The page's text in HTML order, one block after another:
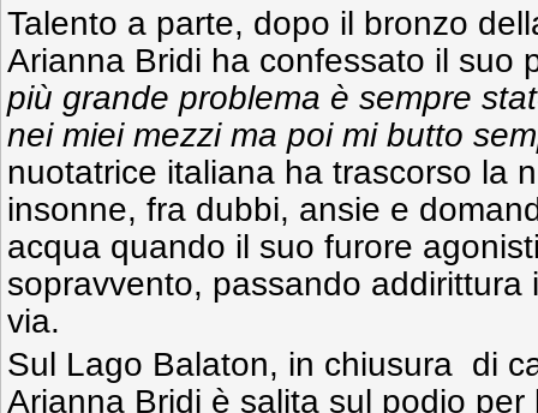
Talento a parte, dopo il bronzo
Arianna Bridi ha confessato il suo
più grande problema è sempre
nei miei mezzi ma poi mi butto
nuotatrice italiana ha trascorso la
insonne, fra dubbi, ansie e
acqua quando il suo furore
sopravvento, passando
via.
Sul Lago Balaton, in chiusura di
Arianna Bridi è salita sul podio